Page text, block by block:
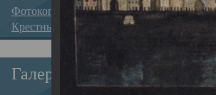
Фотокопии дел
Крестные ходы
Галерея